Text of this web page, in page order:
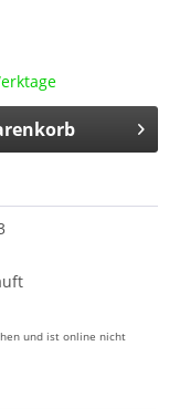
und ist online nicht